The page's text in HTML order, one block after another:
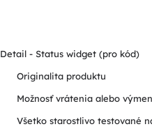
Detail - Status widget (pro kód)
Originalita produktu
Možnosť vrátenia alebo
Všetko starostlivo testované